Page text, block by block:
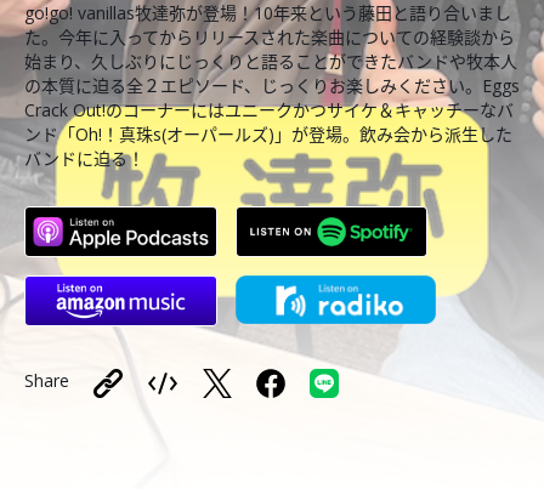
go!go! vanillas牧達弥が登場！10年来という藤田と語り合いまし
た。今年に入ってからリリースされた楽曲についての経験談から
始まり、久しぶりにじっくりと語ることができたバンドや牧本人
の本質に迫る全２エピソード、じっくりお楽しみください。Eggs
Crack Out!のコーナーにはユニークかつサイケ＆キャッチーなバ
ンド「Oh!！真珠s(オーパールズ)」が登場。飲み会から派生した
バンドに迫る！
Share